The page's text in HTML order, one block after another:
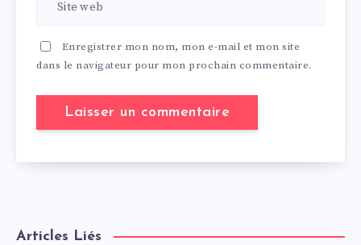
Enregistrer mon nom, mon e-mail et mon site
dans le navigateur pour mon prochain commentaire.
Articles Liés